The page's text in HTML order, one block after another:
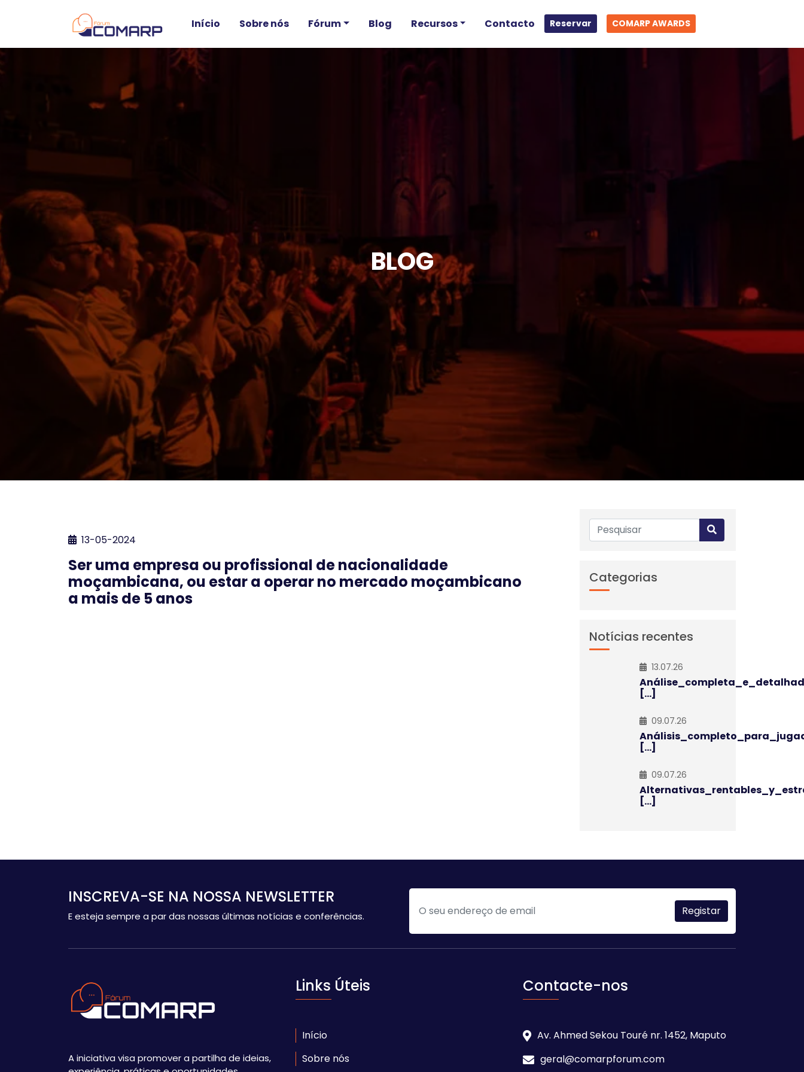
Início Sobre nós Fórum Blog Recursos Contacto Reservar COMARP AWARDS
BLOG
13-05-2024
Ser uma empresa ou profissional de nacionalidade
moçambicana, ou estar a operar no mercado moçambicano
a mais de 5 anos
Categorias
Notícias recentes
13.07.26
[...]
09.07.26
[...]
09.07.26
[...]
INSCREVA-SE NA NOSSA NEWSLETTER
E esteja sempre a par das nossas últimas notícias e conferências.
A iniciativa visa promover a partilha de ideias,
Links Úteis
Início
Sobre nós
Contacte-nos
Av. Ahmed Sekou Touré nr. 1452, Maputo
geral@comarpforum.com